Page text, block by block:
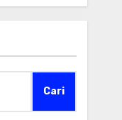
Cari